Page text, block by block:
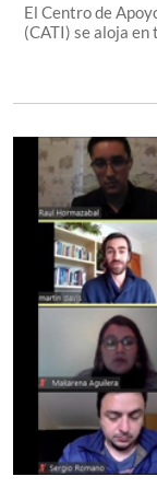
El Centro de
(CATI) se aloja